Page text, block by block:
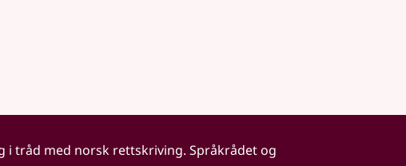
i tråd med norsk rettskriving. Språkrådet og